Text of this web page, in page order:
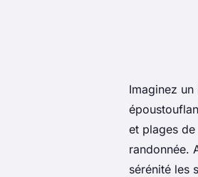
Imaginez
et plages
randonnée.
sérénité les